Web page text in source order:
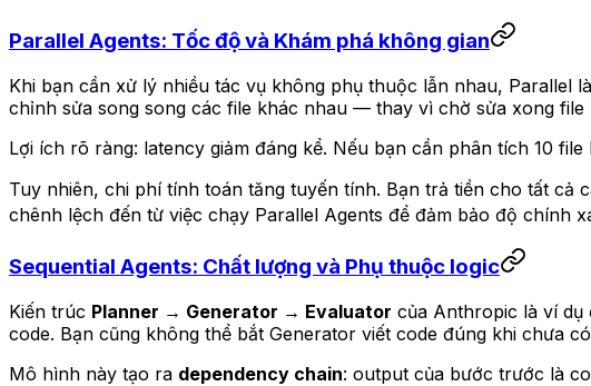
Parallel Agents: Tốc độ và Khám phá không gian
Khi bạn cần xử lý nhiều tác vụ không phụ thuộc lẫn nhau, Parallel
chỉnh sửa song song các file khác nhau — thay vì chờ sửa xong file
Lợi ích rõ ràng: latency giảm đáng kể. Nếu bạn cần phân tích 10
Tuy nhiên, chi phí tính toán tăng tuyến tính. Bạn trả tiền cho tất cả
chênh lệch đến từ việc chạy Parallel Agents để đảm bảo độ chính
Sequential Agents: Chất lượng và Phụ thuộc logic
Kiến trúc Planner → Generator → Evaluator của Anthropic là ví dụ
code. Bạn cũng không thể bắt Generator viết code đúng khi chưa
Mô hình này tạo ra dependency chain: output của bước trước là